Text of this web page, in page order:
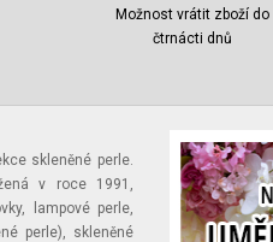
Možnost vrátit zboží do
čtrnácti dnů
skleněné perle.
v roce 1991,
lampové perle,
perle), skleněné